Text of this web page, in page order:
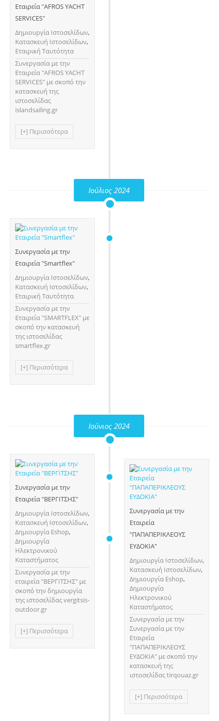
Εταιρεία "AFROS YACHT
SERVICES"
Δημιουργία Ιστοσελίδων,
Κατασκευή Ιστοσελίδων,
Εταιρική Ταυτότητα
Συνεργασία με την
Εταιρεία "AFROS YACHT
SERVICES" με σκοπό την
κατασκευή της
ιστοσελίδας
islandsailing.gr
[+] Περισσότερα
Ιούλιος 2024
Συνεργασία με την
Εταιρεία "Smartflex"
Δημιουργία Ιστοσελίδων,
Κατασκευή Ιστοσελίδων,
Εταιρική Ταυτότητα
Συνεργασία με την
Εταιρεία "SMARTFLEX" με
σκοπό την κατασκευή
της ιστοσελίδας
smartflex.gr
[+] Περισσότερα
Ιούνιος 2024
Συνεργασία με την
Εταιρεία "ΒΕΡΓΙΤΣΗΣ"
Δημιουργία Ιστοσελίδων,
Κατασκευή Ιστοσελίδων,
Δημιουργία Eshop,
Δημιουργία
Ηλεκτρονικού
Καταστήματος
Συνεργασία με την
εταιρεία "ΒΕΡΓΙΤΣΗΣ" με
σκοπό την δημιουργία
της ιστοσελίδας vergitsis-
outdoor.gr
[+] Περισσότερα
Συνεργασία με την
Εταιρεία
"ΠΑΠΑΠΕΡΙΚΛΕΟΥΣ
ΕΥΔΟΚΙΑ"
Δημιουργία Ιστοσελίδων,
Κατασκευή Ιστοσελίδων,
Δημιουργία Eshop,
Δημιουργία
Ηλεκτρονικού
Καταστήματος
Συνεργασία με την
Συνεργασία με την
Εταιρεία
"ΠΑΠΑΠΕΡΙΚΛΕΟΥΣ
ΕΥΔΟΚΙΑ" με σκοπό την
κατασκευή της
ιστοσελίδας tirqouaz.gr
[+] Περισσότερα